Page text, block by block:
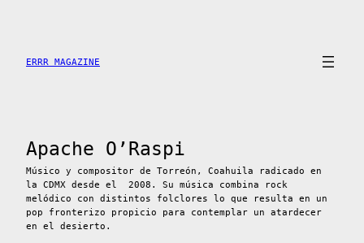
contenido
ERRR MAGAZINE
Apache O’Raspi
Músico y compositor de Torreón, Coahuila radicado en
la CDMX desde el 2008. Su música combina rock
melódico con distintos folclores lo que resulta en un
pop fronterizo propicio para contemplar un atardecer
en el desierto.